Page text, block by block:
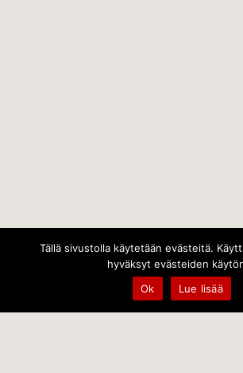
Tällä sivustolla käytetään evästeitä.
hyväksyt evästeiden
Ok
Lue lisää